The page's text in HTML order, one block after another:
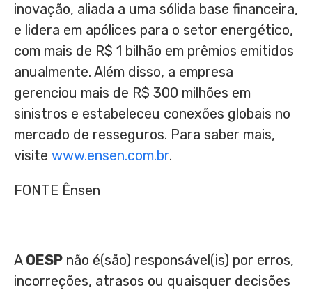
inovação, aliada a uma sólida base financeira,
e lidera em apólices para o setor energético,
com mais de R$ 1 bilhão em prêmios emitidos
anualmente. Além disso, a empresa
gerenciou mais de R$ 300 milhões em
sinistros e estabeleceu conexões globais no
mercado de resseguros. Para saber mais,
visite www.ensen.com.br.
FONTE Ênsen
A OESP não é(são) responsável(is) por erros,
incorreções, atrasos ou quaisquer decisões